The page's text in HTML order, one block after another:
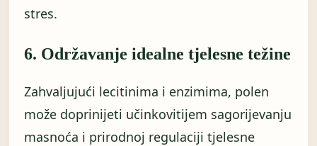
stres.
6. Održavanje idealne tjelesne težine
Zahvaljujući lecitinima i enzimima, polen
može doprinijeti učinkovitijem sagorijevanju
masnoća i prirodnoj regulaciji tjelesne